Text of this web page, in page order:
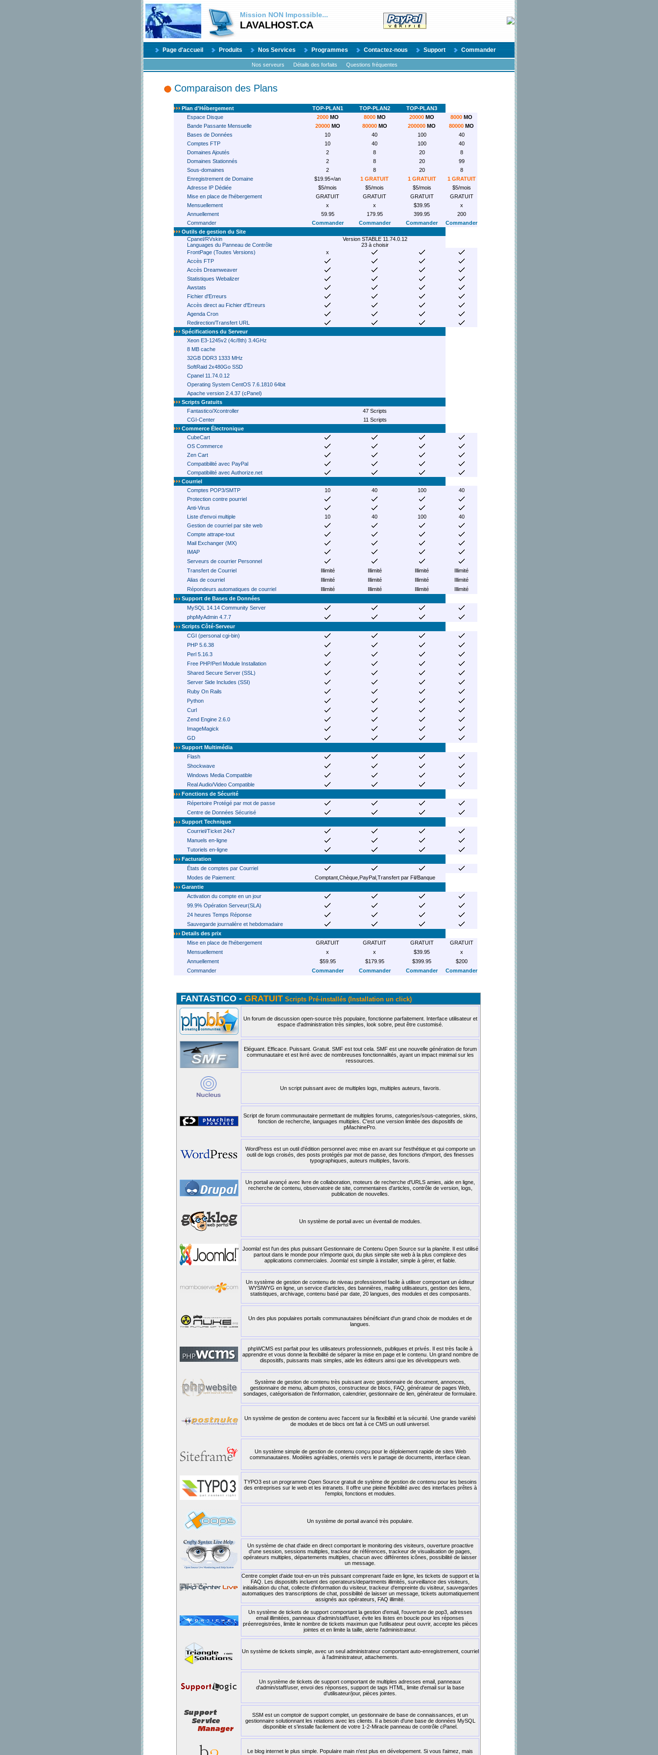
Mission NON Impossible...
LAVALHOST.CA
Page d'accueil Produits Nos Services Programmes Contactez-nous Support Commander
Nos serveurs Détails des forfaits Questions fréquentes
Comparaison des Plans
Plan d'Hébergement TOP-PLAN1 TOP-PLAN2
TOP-PLAN3
Espace Disque
2000MO 8000MO 20000 MO 8000 MO
Bande Passante Mensuelle
20000MO 80000MO 200000 MO 80000 MO
Bases de Données
10 40 100
40
Comptes FTP
10 40 100
40
Domaines Ajoutés
2 8 20
8
Domaines Stationnés
2 8 20
99
Sous-domaines
2 8 20
8
Enregistrement de Domaine
$19.95+/an 1 GRATUIT 1 GRATUIT
1 GRATUIT
Adresse IP Dédiée
$5/mois $5/mois $5/mois
$5/mois
Mise en place de l'hébergement
GRATUIT GRATUIT GRATUIT
GRATUIT
Mensuellement
x x $39.95
x
Annuellement
59.95 179.95 399.95
200
Commander
Commander Commander Commander
Commander
Outils de gestion du Site
Cpanel/RVskin
Version STABLE 11.74.0.12
Languages du Panneau de Contrôle
23 à choisir
FrontPage (Toutes Versions)
x
Accès FTP
Accès Dreamweaver
Statistiques Webalizer
Awstats
Fichier d'Erreurs
Accès direct au Fichier d'Erreurs
Agenda Cron
Redirection/Transfert URL
Spécifications du Serveur
Xeon E3-1245v2 (4c/8th) 3.4GHz
8 MB cache
32GB DDR3 1333 MHz
SoftRaid 2x480Go SSD
Cpanel 11.74.0.12
Operating System CentOS 7.6.1810 64bit
Apache version 2.4.37 (cPanel)
Scripts Gratuits
Fantastico/Xcontroller
47 Scripts
CGI-Center
11 Scripts
Commerce Électronique
CubeCart
OS Commerce
Zen Cart
Compatibilité avec PayPal
Compatibilité avec Authorize.net
Courriel
Comptes POP3/SMTP
10 40 100
40
Protection contre pourriel
Anti-Virus
Liste d'envoi multiple
10 40 100
40
Gestion de courriel par site web
Compte attrape-tout
Mail Exchanger (MX)
IMAP
Serveurs de courrier Personnel
Transfert de Courriel
Illimité Illimité Illimité
Illimité
Alias de courriel
Illimité Illimité Illimité
Illimité
Répondeurs automatiques de courriel
Illimité Illimité Illimité
Illimité
Support de Bases de Données
MySQL 14.14 Community Server
phpMyAdmin 4.7.7
Scripts Côté-Serveur
CGI (personal cgi-bin)
PHP 5.6.38
Perl 5.16.3
Free PHP/Perl Module Installation
Shared Secure Server (SSL)
Server Side Includes (SSI)
Ruby On Rails
Python
Curl
Zend Engine 2.6.0
ImageMagick
GD
Support Multimédia
Flash
Shockwave
Windows Media Compatible
Real Audio/Video Compatible
Fonctions de Sécurité
Répertoire Protégé par mot de passe
Centre de Données Sécurisé
Support Technique
Courriel/Ticket 24x7
Manuels en-ligne
Tutoriels en-ligne
Facturation
États de comptes par Courriel
Modes de Paiement:
Comptant,Chèque,PayPal,Transfert par Fil/Banque
Garantie
Activation du compte en un jour
99.9% Opération Serveur(SLA)
24 heures Temps Réponse
Sauvegarde journalière et hebdomadaire
Details des prix
Mise en place de l'hébergement
GRATUIT GRATUIT GRATUIT
GRATUIT
Mensuellement
x x $39.95
x
Annuellement
$59.95 $179.95 $399.95
$200
Commander
Commander Commander Commander Commander
FANTASTICO - GRATUIT Scripts Pré-installés (Installation un click)
Un forum de discussion open-source très populaire, fonctionne parfaitement. Interface utilisateur et
espace d'administration très simples, look sobre, peut être customisé.
Eléguant. Efficace. Puissant. Gratuit. SMF est tout cela. SMF est une nouvelle génération de forum
communautaire et est livré avec de nombreuses fonctionnalités, ayant un impact minimal sur les
ressources.
Un script puissant avec de multiples logs, multiples auteurs, favoris.
Script de forum communautaire permettant de multiples forums, categories/sous-categories, skins,
fonction de recherche, languages multiples. C'est une version limitée des dispositifs de
pMachinePro.
WordPress est un outil d'édition personnel avec mise en avant sur l'esthétique et qui comporte un
outil de logs croisés, des posts protégés par mot de passe, des fonctions d'import, des finesses
typographiques, auteurs multiples, favoris.
Un portail avançé avec livre de collaboration, moteurs de recherche d'URLS amies, aide en ligne,
recherche de contenu, observatoire de site, commentaires d'articles, contrôle de version, logs,
publication de nouvelles.
Un système de portail avec un éventail de modules.
Joomla! est l'un des plus puissant Gestionnaire de Contenu Open Source sur la planète. Il est utilisé
partout dans le monde pour n'importe quoi, du plus simple site web à la plus complexe des
applications commerciales. Joomla! est simple à installer, simple à gérer, et fiable.
Un système de gestion de contenu de niveau professionnel facile à utiliser comportant un éditeur
WYSIWYG en ligne, un service d'articles, des bannières, mailing utilisateurs, gestion des liens,
statistiques, archivage, contenu basé par date, 20 langues, des modules et des composants.
Un des plus populaires portails communautaires bénéficiant d'un grand choix de modules et de
langues.
phpWCMS est parfait pour les utilisateurs professionnels, publiques et privés. Il est très facile à
apprendre et vous donne la flexibilité de séparer la mise en page et le contenu. Un grand nombre de
dispositifs, puissants mais simples, aide les éditeurs ainsi que les développeurs web.
Système de gestion de contenu très puissant avec gestionnaire de document, annonces,
gestionnaire de menu, album photos, constructeur de blocs, FAQ, générateur de pages Web,
sondages, catégorisation de l'information, calendrier, gestionnaire de lien, générateur de formulaire.
Un système de gestion de contenu avec l'accent sur la flexibilité et la sécurité. Une grande variété
de modules et de blocs ont fait à ce CMS un outil universel.
Un système simple de gestion de contenu conçu pour le déploiement rapide de sites Web
communautaires. Modèles agréables, orientés vers le partage de documents, interface clean.
TYPO3 est un programme Open Source gratuit de sytème de gestion de contenu pour les besoins
des entreprises sur le web et les intranets. Il offre une pleine fléxibilité avec des interfaces prêtes à
l'emploi, fonctions et modules.
Un système de portail avancé très populaire.
Un système de chat d'aide en direct comportant le monitoring des visiteurs, ouverture proactive
d'une session, sessions multiples, trackeur de références, trackeur de visualisation de pages,
opérateurs multiples, départements multiples, chacun avec différentes icônes, possibilité de laisser
un message.
Centre complet d'aide tout-en-un très puissant comprenant l'aide en ligne, les tickets de support et la
FAQ. Les dispositifs incluent des operateurs/departments illimités, surveillance des visiteurs,
initialisation du chat, collecte d'information du visiteur, trackeur d'empreinte du visiteur, sauvegardes
automatiques des transcriptions de chat, possibilité de laisser un message, tickets automatiquement
assignés aux opérateurs, FAQ illimité.
Un système de tickets de support comportant la gestion d'email, l'ouverture de pop3, adresses
email illimitées, panneaux d'admin/staff/user, évite les listes en boucle pour les réponses
préenregistrées, limite le nombre de tickets maximun que l'utilisateur peut ouvrir, accepte les pièces
jointes et en limite la taille, alerte l'administrateur.
Un système de tickets simple, avec un seul administrateur comportant auto-enregistrement, courriel
à l'administrateur, attachements.
Un système de tickets de support comportant de multiples adresses email, panneaux
d'admin/staff/user, envoi des réponses, support de tags HTML, limite d'email sur la base
d'utilisateur/jour, pièces jointes.
SSM est un comptoir de support complet, un gestionnaire de base de connaissances, et un
gestionnaire solutionnant les relations avec les clients. Il a besoin d'une base de données MySQL
disponible et s'installe facilement de votre 1-2-Miracle panneau de contrôle cPanel.
Le blog internet le plus simple. Populaire main n'est plus en dévelopement. Si vous l'aimez, mais